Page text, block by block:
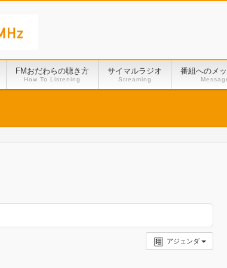
FMおだわらの聴き方
How To Listening
サイマルラジオ
Streaming
番組へのメ
アジェンダ